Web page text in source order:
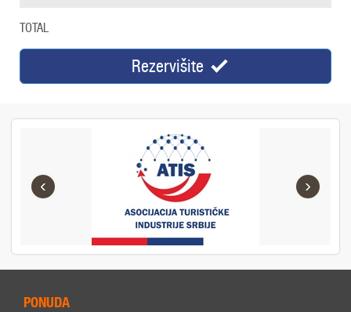
TOTAL
Rezervišite
‹ ›
PONUDA